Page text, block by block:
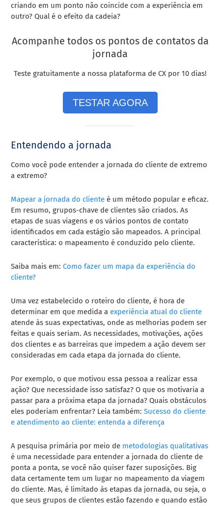
criando em um ponto não coincide com a experiência em
outro? Qual é o efeito da cadeia?
Acompanhe todos os pontos de contatos da
jornada
Teste gratuitamente a nossa plataforma de CX por 10 dias!
TESTAR AGORA
Entendendo a jornada
Como você pode entender a jornada do cliente de extremo
a extremo?
Mapear a jornada do cliente é um método popular e eficaz.
Em resumo, grupos-chave de clientes são criados. As
etapas de suas viagens e os vários pontos de contato
identificados em cada estágio são mapeados. A principal
característica: o mapeamento é conduzido pelo cliente.
Saiba mais em:Como fazer um mapa da experiência do
cliente?
Uma vez estabelecido o roteiro do cliente, é hora de
determinar em que medida a experiência atual do cliente
atende às suas expectativas, onde as melhorias podem ser
feitas e quais seriam. As necessidades, motivações, ações
dos clientes e as barreiras que impedem a ação devem ser
consideradas em cada etapa da jornada do cliente.
Por exemplo, o que motivou essa pessoa a realizar essa
ação? Que necessidade isso satisfaz? O que os motivaria a
passar para a próxima etapa da jornada? Quais obstáculos
eles poderiam enfrentar? Leia também:Sucesso do cliente
e atendimento ao cliente: entenda a diferença
A pesquisa primária por meio de metodologias qualitativas
é uma necessidade para entender a jornada do cliente de
ponta a ponta, se você não quiser fazer suposições. Big
data certamente tem um lugar no mapeamento da viagem
do cliente. Mas, é limitado às etapas da jornada, ou seja, o
que seus grupos de clientes estão fazendo e quando estão